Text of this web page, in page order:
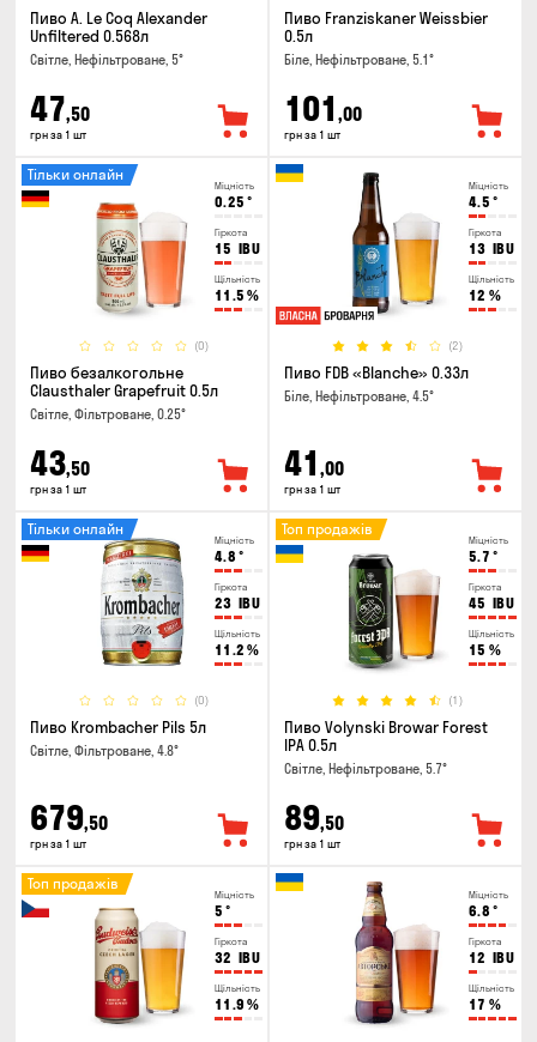
Пиво A. Le Coq Alexander
Unfiltered 0.568л
Світле, Нефільтроване, 5°
47,50
грн за 1 шт
Пиво Franziskaner Weissbier
0.5л
Біле, Нефільтроване, 5.1°
101 ,00
грн за 1 шт
Міцність
0.25 °
Гіркота
15 IBU
Щільність
11.5 %
(0)
Тільки онлайн
Пиво безалкогольне
Clausthaler Grapefruit 0.5л
Світле, Фільтроване, 0.25°
43,50
грн за 1 шт
Міцність
4.5 °
Гіркота
13 IBU
Щільність
12 %
(2)
Пиво FDB «Blanche» 0.33л
Біле, Нефільтроване, 4.5°
41 ,00
грн за 1 шт
Міцність
4.8 °
Гіркота
23 IBU
Щільність
11.2 %
(0)
Тільки онлайн
Пиво Krombacher Pils 5л
Світле, Фільтроване, 4.8°
679,50
грн за 1 шт
Міцність
5.7 °
Гіркота
45 IBU
Щільність
15 %
(1)
Топ продажів
Пиво Volynski Browar Forest
IPA 0.5л
Світле, Нефільтроване, 5.7°
89,50
грн за 1 шт
Міцність
5 °
Гіркота
32 IBU
Щільність
11.9 %
Топ продажів
Міцність
6.8 °
Гіркота
12 IBU
Щільність
17 %